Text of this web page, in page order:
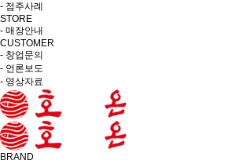
- 점주사례
STORE
- 매장안내
CUSTOMER
- 창업문의
- 언론보도
- 영상자료
BRAND